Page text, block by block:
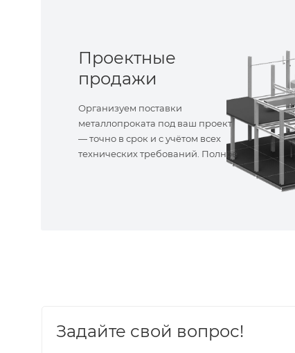
Проектные
продажи
Организуем поставки
металлопроката под ваш проект
— точно в срок и с учётом всех
технических требований. Полное
Задайте свой вопрос!